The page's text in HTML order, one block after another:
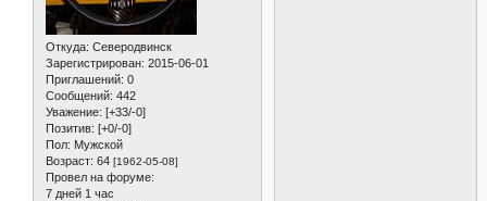
Откуда: Северодвинск
Зарегистрирован: 2015-06-01
Приглашений: 0
Сообщений: 442
Уважение: [+33/-0]
Позитив: [+0/-0]
Пол: Мужской
Возраст: 64 [1962-05-08]
Провел на форуме:
7 дней 1 час